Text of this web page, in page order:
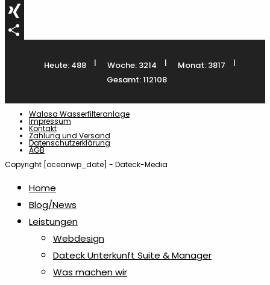
WhatsApp
XING
Heute: 488 | Woche: 3214 | Monat: 3817
|
Gesamt: 112108
Walosa Wasserfilteranlage
Impressum
Kontakt
Zahlung und Versand
Datenschutzerklärung
AGB
Copyright [oceanwp_date] - Dateck-Media
Home
Blog/News
Leistungen
Webdesign
Dateck Unterkunft Suite & Manager
Was machen wir